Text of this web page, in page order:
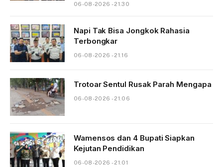
06-08-2026 - 21.30
Napi Tak Bisa Jongkok Rahasia
Terbongkar
06-08-2026 - 21.16
Trotoar Sentul Rusak Parah Mengapa
06-08-2026 - 21.06
Wamensos dan 4 Bupati Siapkan
Kejutan Pendidikan
06-08-2026 - 21.01